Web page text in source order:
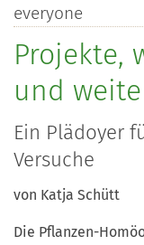
everyone
Projekte,
und
Ein Plädoyer
Versuche
von Katja Schütt
Die Pflanzen-